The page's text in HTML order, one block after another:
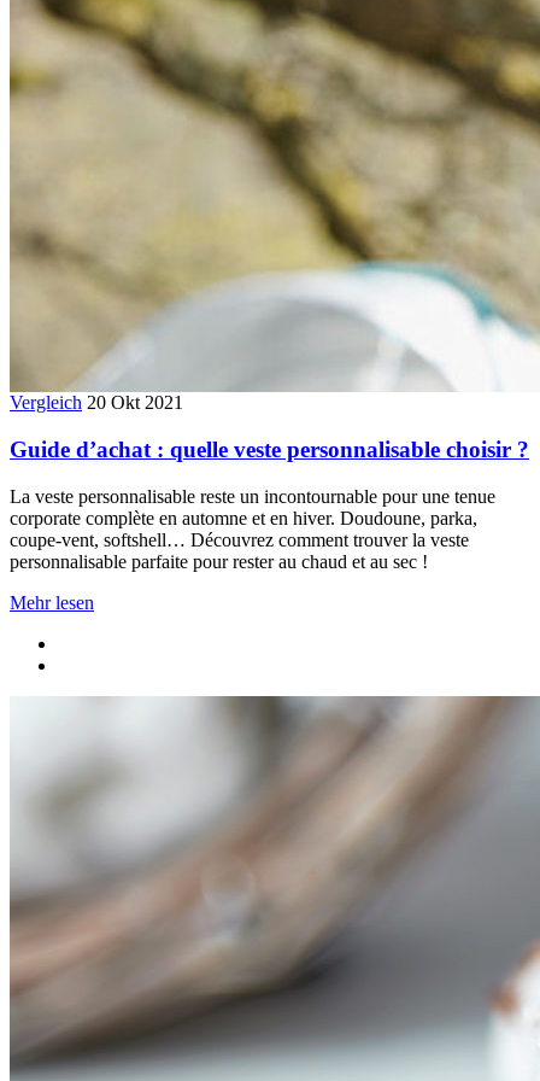
Vergleich 20 Okt 2021
Guide d’achat : quelle veste personnalisable choisir ?
La veste personnalisable reste un incontournable pour une tenue
corporate complète en automne et en hiver. Doudoune, parka,
coupe-vent, softshell… Découvrez comment trouver la veste
personnalisable parfaite pour rester au chaud et au sec !
Mehr lesen